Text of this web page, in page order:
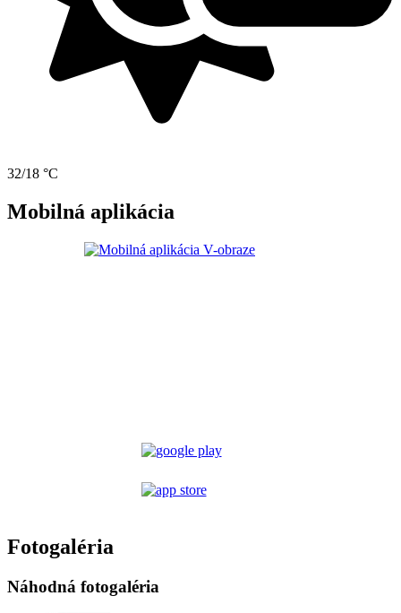
32/18 °C
Mobilná aplikácia
Fotogaléria
Náhodná fotogaléria